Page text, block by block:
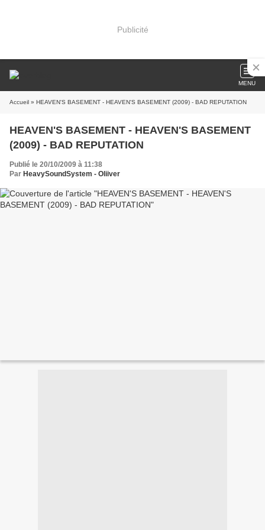
Publicité
MENU
Accueil » HEAVEN'S BASEMENT - HEAVEN'S BASEMENT (2009) - BAD REPUTATION
HEAVEN'S BASEMENT - HEAVEN'S BASEMENT
(2009) - BAD REPUTATION
Publié le 20/10/2009 à 11:38
Par HeavySoundSystem - Oliiver